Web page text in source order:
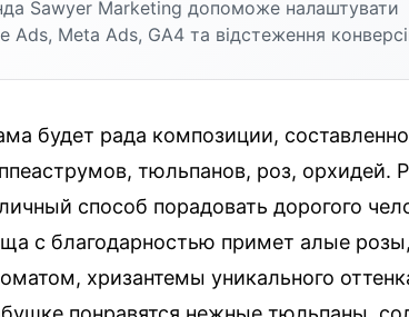
Sawyer Marketing допоможе налаштувати
Ads, Meta Ads, GA4 та відстеження
будет рада композиции,
тюльпанов, роз, орхидей.
способ порадовать дорогого
с благодарностью примет алые
хризантемы уникального